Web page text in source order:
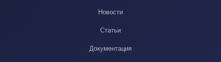
Новости
Статьи
Документация